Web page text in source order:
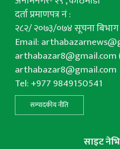
दर्ता प्रमाणपत्र नं :
२८२/ २०७३/०७४ सूचना बिभाग
Email:
arthabazar8@gmail.com
arthabazar8@gmail.com
Tel: +977 9849150541
सम्पादकीय नीति
साइट